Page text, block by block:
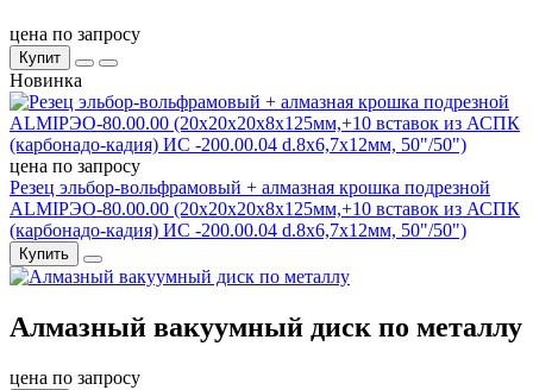
цена по запросу
Купит
Новинка
цена по запросу
Резец эльбор-вольфрамовый + алмазная крошка подрезной
ALMIРЭО-80.00.00 (20х20х20х8х125мм,+10 вставок из АСПК
(карбонадо-кадия) ИС -200.00.04 d.8х6,7х12мм, 50"/50")
Купить
Алмазный вакуумный диск по металлу
цена по запросу